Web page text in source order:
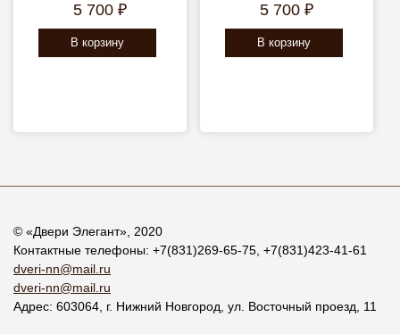
5 700 ₽
В корзину
5 700 ₽
В корзину
© «Двери Элегант», 2020
Контактные телефоны: +7(831)269-65-75 +7(831)423-41-61
dveri-nn@mail.ru
dveri-nn@mail.ru
Адрес: 603064 , г. Нижний Новгород ул. Восточный проезд, 11